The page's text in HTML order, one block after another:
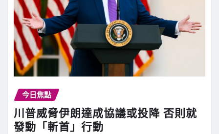
今日焦點
川普威脅伊朗達成協議或投降 否則就
發動「斬首」行動